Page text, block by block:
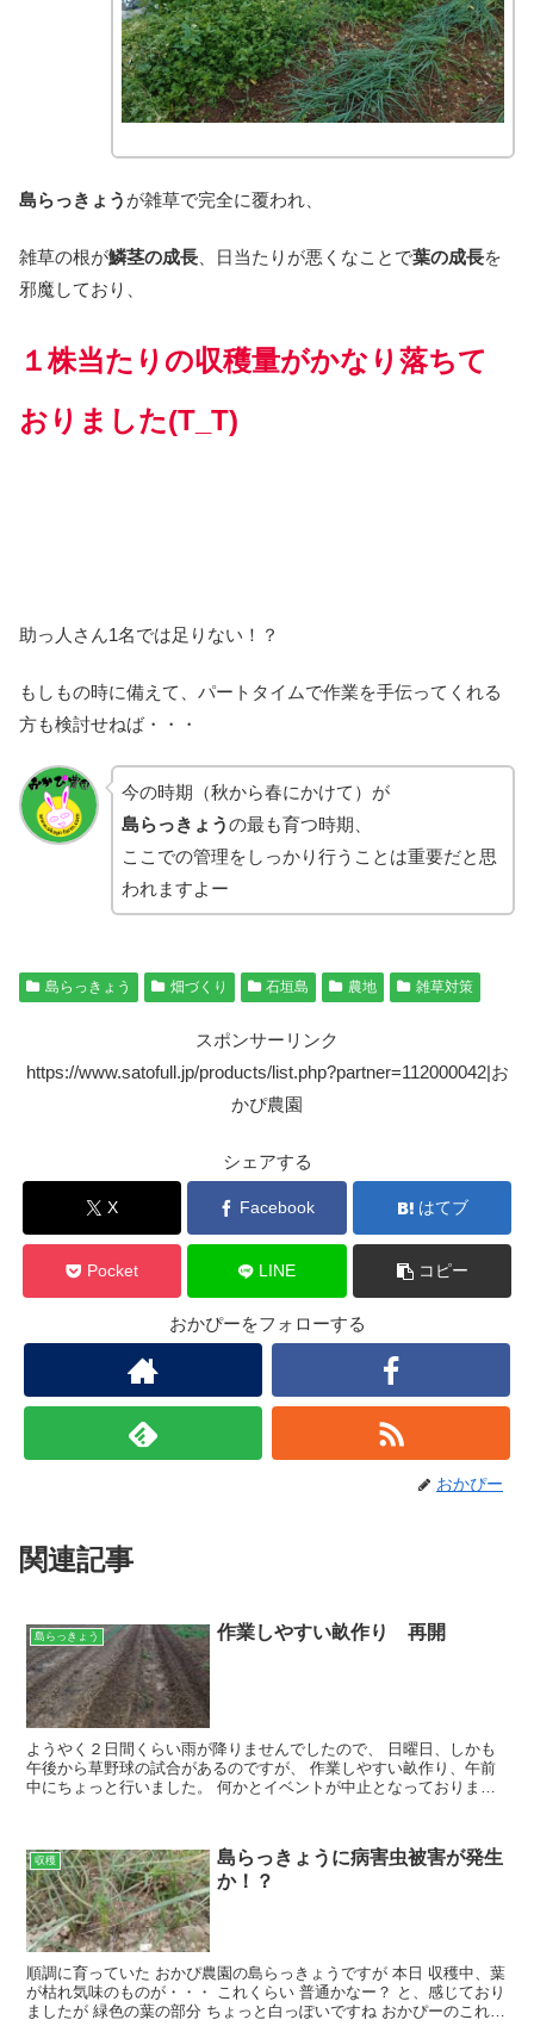
島らっきょう が雑草で完全に覆われ、
雑草の根が鱗茎の成長 、日当たりが悪くなことで葉の成長を
邪魔しており、
１株当たりの収穫量がかなり落ちて
おりました(T_T)
助っ人さん1名では足りない！？
もしもの時に備えて、パートタイムで作業を手伝ってくれる
方も検討せねば・・・
今の時期（秋から春にかけて）が
島らっきょうの最も育つ時期、
ここでの管理をしっかり行うことは重要だと思
われますよー
島らっきょう 畑づくり 石垣島 農地 雑草対策
スポンサーリンク
https://www.satofull.jp/products/list.php?partner=112000042|お
かぴ農園
シェアする
X Facebook はてブ
Pocket LINE コピー
おかぴーをフォローする
おかぴー
関連記事
島らっきょう 作業しやすい畝作り 再開
ようやく２日間くらい雨が降りませんでしたので、 日曜日、しかも
午後から草野球の試合があるのですが、 作業しやすい畝作り、午前
中にちょっと行いました。 何かとイベントが中止となっております
収穫
島らっきょうに病害虫被害が発生
か！？
順調に育っていた おかぴ農園の島らっきょうですが 本日 収穫中、葉
が枯れ気味のものが・・・ これくらい 普通かなー？ と、感じており
ましたが 緑色の葉の部分 ちょっと白っぽいですね おかぴーのこれま